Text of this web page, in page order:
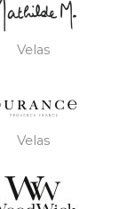
Velas
Velas